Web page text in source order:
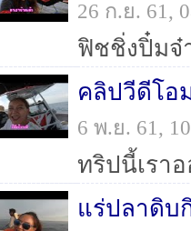
26 ก.ย. 61,
6 พ.ย. 61,
แร่ปลาดิบ